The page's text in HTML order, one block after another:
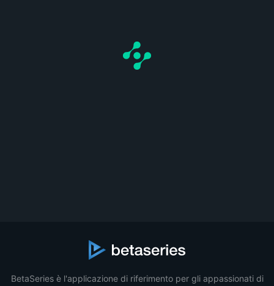
BetaSeries è l'applicazione di riferimento per gli appassionati di